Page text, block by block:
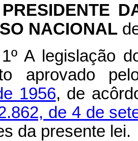
DA
NACIONAL
A legislação
aprovado
1956, de
de 4 de
da presente lei.